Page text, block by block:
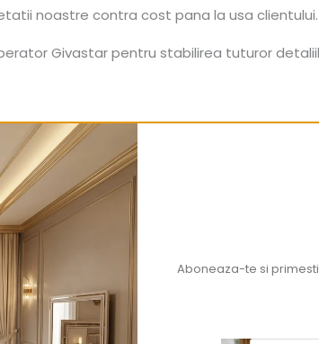
noastre contra cost pana la usa
Givastar pentru stabilirea tuturor
Aboneaza-te si